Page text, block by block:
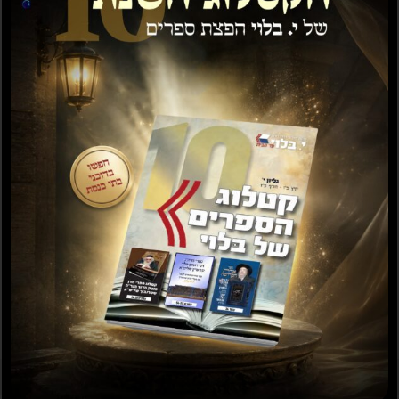
הוספה לסל
ספרים נוספים שיעניינו אותך...
מבצע